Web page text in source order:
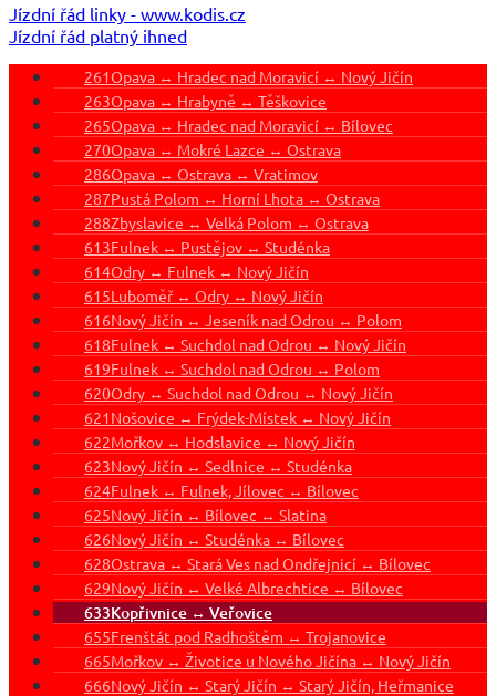
Jízdní řád linky - www.kodis.cz
Jízdní řád platný ihned
261Opava ↔ Hradec nad Moravicí ↔ Nový Jičín
263Opava ↔ Hrabyně ↔ Těškovice
265Opava ↔ Hradec nad Moravicí ↔ Bílovec
270Opava ↔ Mokré Lazce ↔ Ostrava
286Opava ↔ Ostrava ↔ Vratimov
287Pustá Polom ↔ Horní Lhota ↔ Ostrava
288Zbyslavice ↔ Velká Polom ↔ Ostrava
613Fulnek ↔ Pustějov ↔ Studénka
614Odry ↔ Fulnek ↔ Nový Jičín
615Luboměř ↔ Odry ↔ Nový Jičín
616Nový Jičín ↔ Jeseník nad Odrou ↔ Polom
618Fulnek ↔ Suchdol nad Odrou ↔ Nový Jičín
619Fulnek ↔ Suchdol nad Odrou ↔ Polom
620Odry ↔ Suchdol nad Odrou ↔ Nový Jičín
621Nošovice ↔ Frýdek-Místek ↔ Nový Jičín
622Mořkov ↔ Hodslavice ↔ Nový Jičín
623Nový Jičín ↔ Sedlnice ↔ Studénka
624Fulnek ↔ Fulnek, Jílovec ↔ Bílovec
625Nový Jičín ↔ Bílovec ↔ Slatina
626Nový Jičín ↔ Studénka ↔ Bílovec
628Ostrava ↔ Stará Ves nad Ondřejnicí ↔ Bílovec
629Nový Jičín ↔ Velké Albrechtice ↔ Bílovec
633Kopřivnice ↔ Veřovice
655Frenštát pod Radhoštěm ↔ Trojanovice
665Mořkov ↔ Životice u Nového Jičína ↔ Nový Jičín
666Nový Jičín ↔ Starý Jičín ↔ Starý Jičín, Heřmanice